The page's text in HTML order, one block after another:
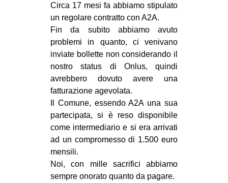
REPRESSIONE
STUDENTI
CULTURE
ARTE
CINEMA
MANIFESTI
MUSICA
Circa 17 mesi fa abbiamo stipulato
un regolare contratto con A2A.
Fin da subito abbiamo avuto
problemi in quanto, ci venivano
inviate bollette non considerando il
nostro status di Onlus, quindi
avrebbero dovuto avere una
fatturazione agevolata.
Il Comune, essendo A2A una sua
partecipata, si è reso disponibile
come intermediario e si era arrivati
ad un compromesso di 1.500 euro
mensili.
Noi, con mille sacrifici abbiamo
sempre onorato quanto da pagare.